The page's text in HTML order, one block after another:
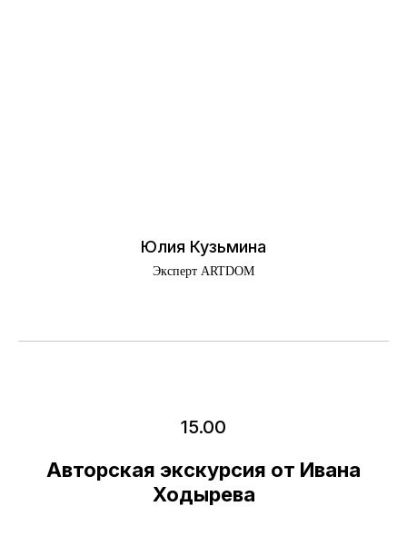
Юлия Кузьмина
Эксперт ARTDOM
15.00
Авторская экскурсия от Ивана
Ходырева